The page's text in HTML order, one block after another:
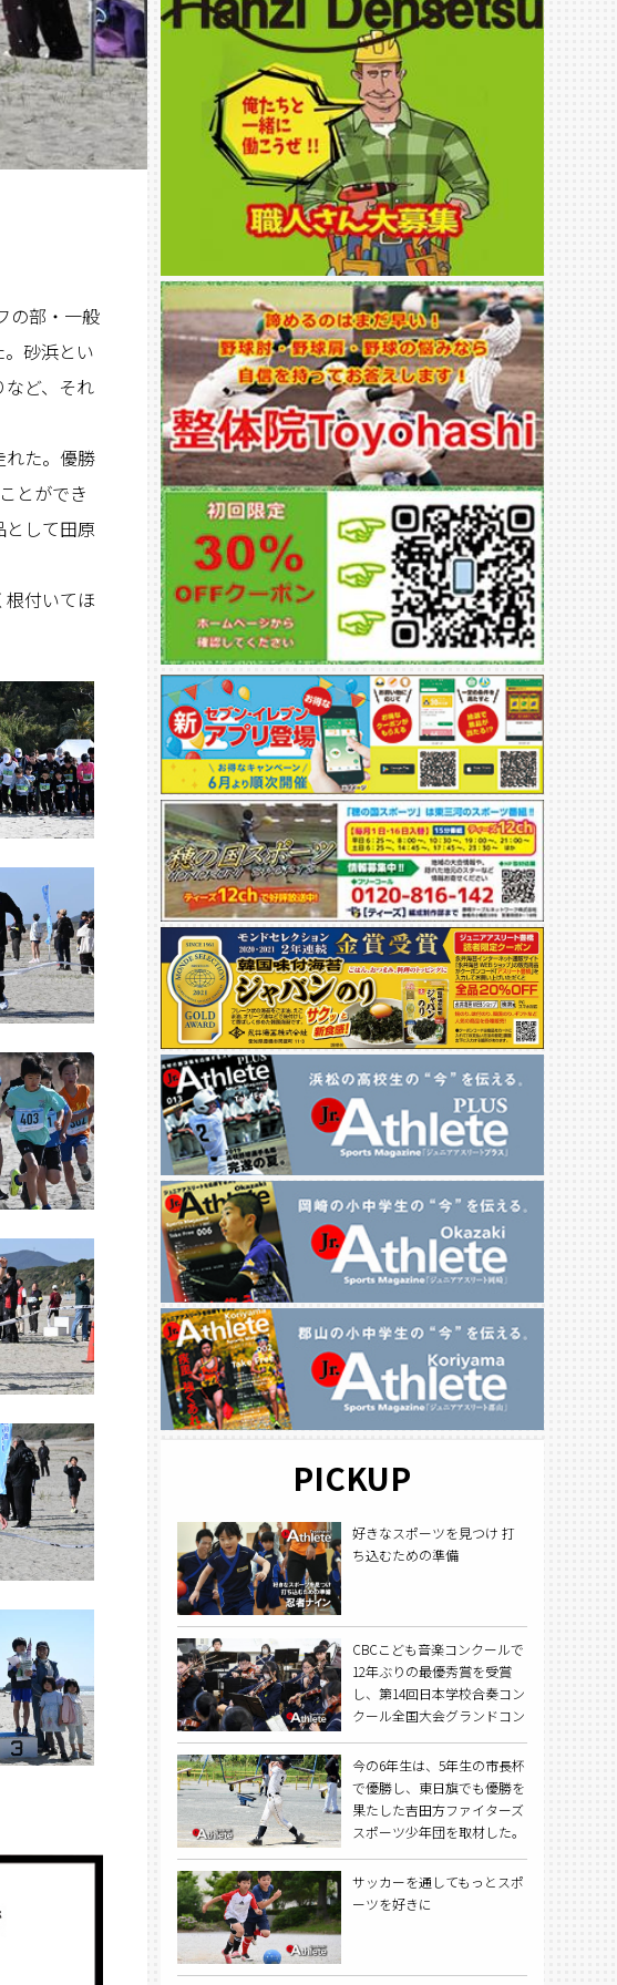
の部・一般
砂浜とい
ど、それ
れた。優勝
とができ
して田原
根付いてほ
PICKUP
好きなスポーツを見つけ 打
ち込むための準備
CBCこども音楽コンクールで
12年ぶりの最優秀賞を受賞
し、第14回日本学校合奏コン
クール全国大会グランドコン
優秀賞を受賞した牟呂中オー
ケストラ部。
今の6年生は、5年生の市長杯
で優勝し、東日旗でも優勝を
果たした吉田方ファイターズ
スポーツ少年団を取材した。
サッカーを通してもっとスポ
ーツを好きに